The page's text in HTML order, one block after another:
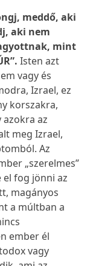
meddő, aki
aki nem
mint
Isten azt
vagy és
Izrael, ez
korszakra,
azokra az
meg Izrael,
Az
„szerelmes”
el fog jönni az
magányos
a múltban a
ember él
vagy